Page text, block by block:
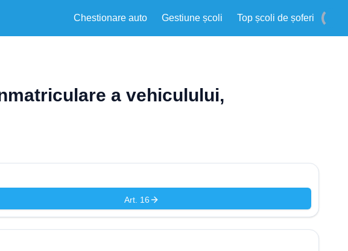
Chestionare auto Gestiune școli Top școli de șoferi
a vehiculului,
Art. 16